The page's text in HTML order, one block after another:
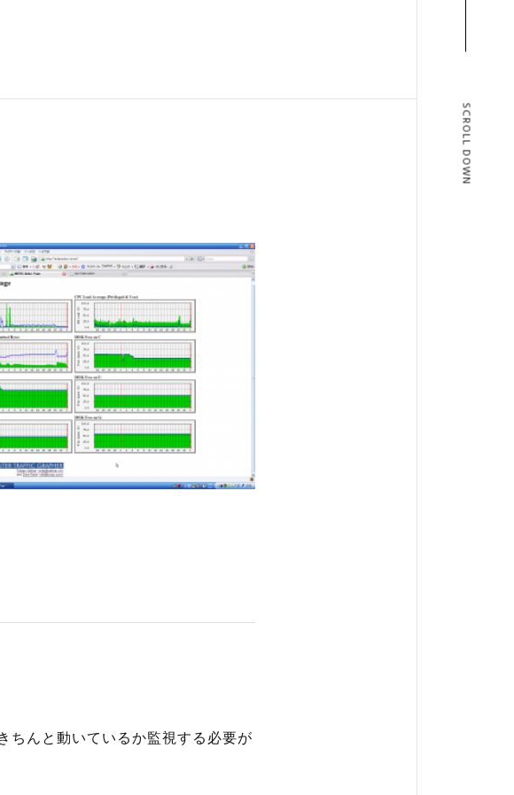
SCROLL DOWN
BLOG
US
マップ
ちんと動いているか監視する必要が